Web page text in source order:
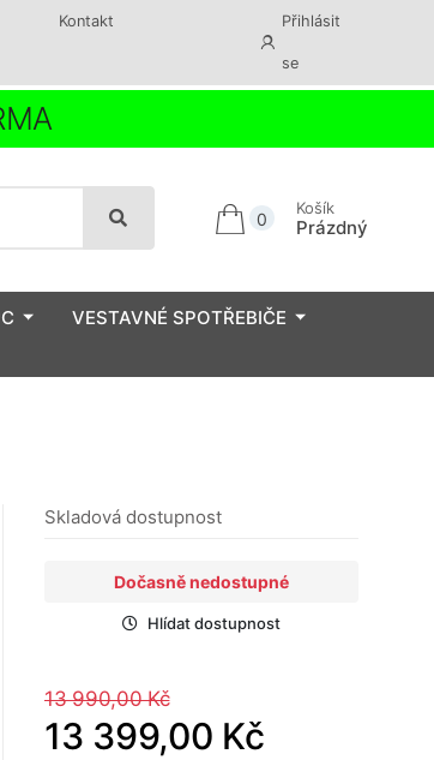
Kontakt Přihlásit
se
0
Košík
Prázdný
VESTAVNÉ SPOTŘEBIČE
Skladová dostupnost
Dočasně nedostupné
Hlídat dostupnost
13 990,00 Kč
13 399,00 Kč